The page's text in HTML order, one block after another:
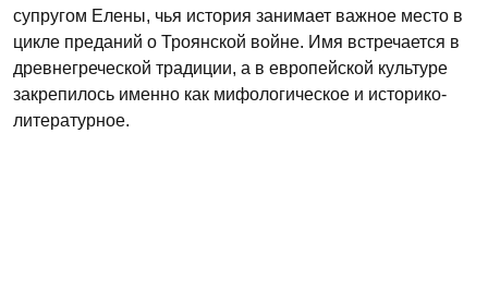
супругом Елены, чья история занимает важное место в
цикле преданий о Троянской войне. Имя встречается в
древнегреческой традиции, а в европейской культуре
закрепилось именно как мифологическое и историко-
литературное.